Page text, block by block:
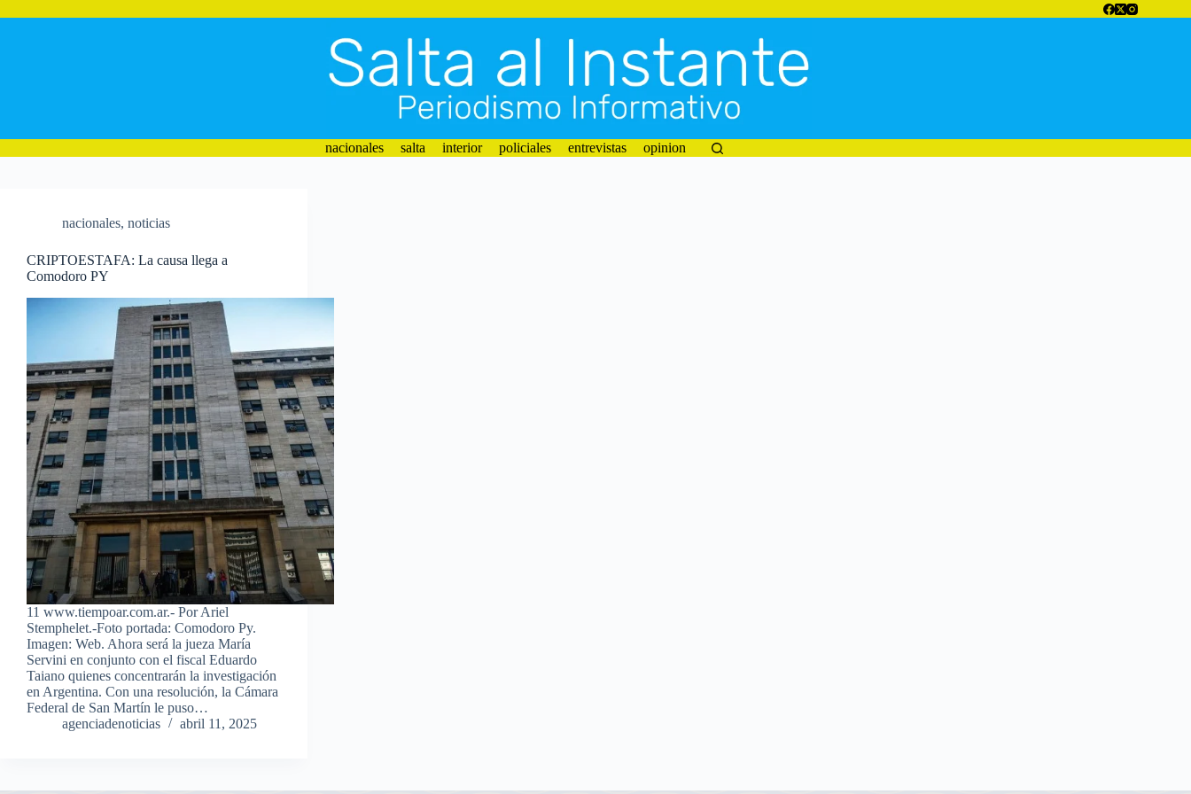
al
nacionales salta interior policiales entrevistas opinion
nacionales, noticias
CRIPTOESTAFA: La causa llega a
Comodoro PY
11 www.tiempoar.com.ar.- Por Ariel
Stemphelet.-Foto portada: Comodoro Py.
Imagen: Web. Ahora será la jueza María
Servini en conjunto con el fiscal Eduardo
Taiano quienes concentrarán la investigación
en Argentina. Con una resolución, la Cámara
Federal de San Martín le puso…
agenciadenoticias
abril 11, 2025